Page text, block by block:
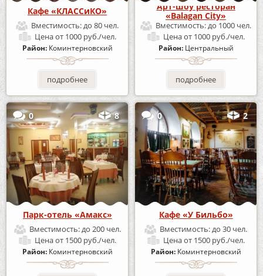
Кафе «КЛАССиКО»
Вместимость:до 80 чел.
Ценаот 1000 руб./чел.
Район: Коминтерновский
подробнее
Арт-шоу ресторан
«Balagan City»
Вместимость:до 1000 чел.
Ценаот 1000 руб./чел.
Район: Центральный
подробнее
0 8
Парк-отель «Амакс»
Вместимость:до 200 чел.
Ценаот 1500 руб./чел.
Район: Коминтерновский
0 2
Кафе «У Бильбо»
Вместимость:до 30 чел.
Ценаот 1500 руб./чел.
Район: Коминтерновский